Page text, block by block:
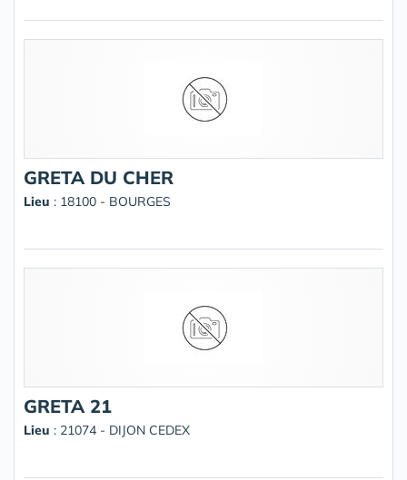
GRETA DU CHER
Lieu : 18100 - BOURGES
GRETA 21
Lieu : 21074 - DIJON CEDEX